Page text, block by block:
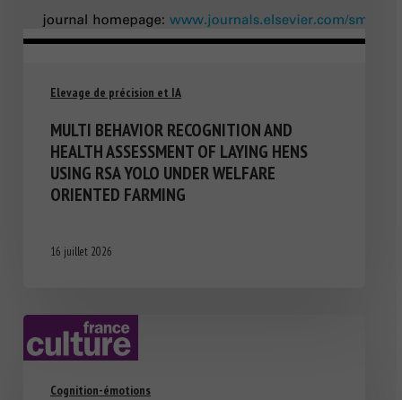
Elevage de précision et IA
MULTI BEHAVIOR RECOGNITION AND
HEALTH ASSESSMENT OF LAYING HENS
USING RSA YOLO UNDER WELFARE
ORIENTED FARMING
16 juillet 2026
Cognition-émotions